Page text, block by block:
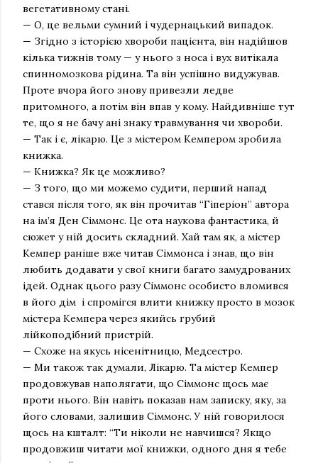
вегетативному стані.
— О, це вельми сумний і чудернацький випадок.
— Згідно з історією хвороби пацієнта, він надійшов
кілька тижнів тому — у нього з носа і вух витікала
спинномозкова рідина. Та він успішно видужував.
Проте вчора його знову привезли ледве
притомного, а потім він впав у кому. Найдивніше тут
те, що я не бачу ані знаку травмування чи хвороби.
— Так і є, лікарю. Це з містером Кемпером зробила
книжка.
— Книжка? Як це можливо?
— З того, що ми можемо судити, перший напад
стався після того, як він прочитав “Гіперіон” автора
на ім’я Ден Сіммонс. Це ота наукова фантастика, й
сюжет у ній досить складний. Хай там як, а містер
Кемпер раніше вже читав Сіммонса і знав, що він
любить додавати у свої книги багато замудрованих
ідей. Однак цього разу Сіммонс особисто вломився
в його дім і спромігся влити книжку просто в мозок
містера Кемпера через якийсь грубий
лійкоподібний пристрій.
— Схоже на якусь нісенітницю, Медсестро.
— Ми також так думали, Лікарю. Та містер Кемпер
продовжував наполягати, що Сіммонс щось має
проти нього. Він навіть показав нам записку, яку, за
його словами, залишив Сіммонс. У ній говорилося
щось на кшталт: “Ти ніколи не навчишся? Якщо
продовжиш читати мої книжки, одного дня я тебе